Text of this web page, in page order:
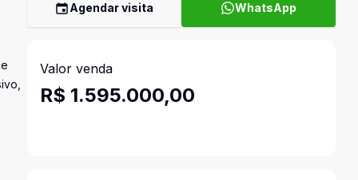
Agendar visita WhatsApp
Valor venda
R$ 1.595.000,00